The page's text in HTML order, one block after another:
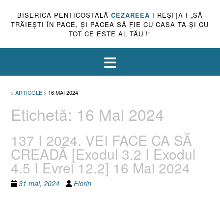
BISERICA PENTICOSTALĂ CEZAREEA I REŞIŢA I „SĂ
TRĂIEŞTI ÎN PACE, ŞI PACEA SĂ FIE CU CASA TA ŞI CU
TOT CE ESTE AL TĂU !”
> ARTICOLE > 16 MAI 2024
Etichetă: 16 Mai 2024
137 I 2024. VEI FACE CA SĂ
CREADĂ [Exodul 3.2 I Exodul
4.5 I Evrei 12.2] 16 Mai 2024
31 mai, 2024 Florin